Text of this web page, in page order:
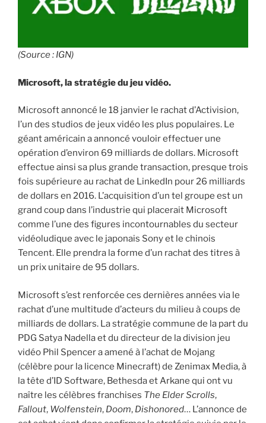
(Source : IGN)
Microsoft, la stratégie du jeu vidéo.
Microsoft annoncé le 18 janvier le rachat d’Activision,
l’un des studios de jeux vidéo les plus populaires. Le
géant américain a annoncé vouloir effectuer une
opération d’environ 69 milliards de dollars. Microsoft
effectue ainsi sa plus grande transaction, presque trois
fois supérieure au rachat de LinkedIn pour 26 milliards
de dollars en 2016. L’acquisition d’un tel groupe est un
grand coup dans l’industrie qui placerait Microsoft
comme l’une des figures incontournables du secteur
vidéoludique avec le japonais Sony et le chinois
Tencent. Elle prendra la forme d’un rachat des titres à
un prix unitaire de 95 dollars.
Microsoft s’est renforcée ces dernières années via le
rachat d’une multitude d’acteurs du milieu à coups de
milliards de dollars. La stratégie commune de la part du
PDG Satya Nadella et du directeur de la division jeu
vidéo Phil Spencer a amené à l’achat de Mojang
(célèbre pour la licence Minecraft) de Zenimax Media, à
la tête d’ID Software, Bethesda et Arkane qui ont vu
naître les célèbres franchises The Elder Scrolls,
Fallout, Wolfenstein, Doom, Dishonored… L’annonce de